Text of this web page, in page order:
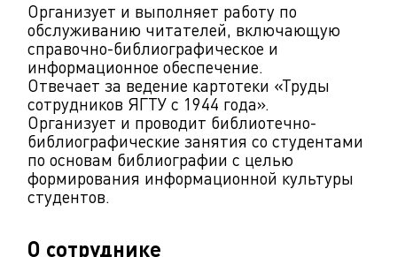
Организует и выполняет работу по
обслуживанию читателей, включающую
справочно-библиографическое и
информационное обеспечение.
Отвечает за ведение картотеки «Труды
сотрудников ЯГТУ с 1944 года».
Организует и проводит библиотечно-
библиографические занятия со студентами
по основам библиографии с целью
формирования информационной культуры
студентов.
О сотруднике